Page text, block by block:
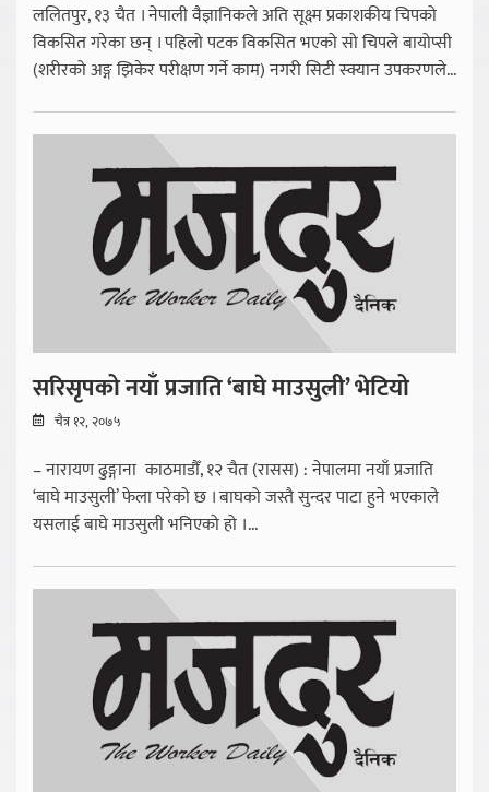
ललितपुर, १३ चैत । नेपाली वैज्ञानिकले अति सूक्ष्म प्रकाशकीय चिपको
विकसित गरेका छन् । पहिलो पटक विकसित भएको सो चिपले बायोप्सी
(शरीरको अङ्ग झिकेर परीक्षण गर्ने काम) नगरी सिटी स्क्यान उपकरणले...
सरिसृपको नयाँ प्रजाति ‘बाघे माउसुली’ भेटियो
चैत्र १२, २०७५
– नारायण ढुङ्गाना काठमाडौँ, १२ चैत (रासस) : नेपालमा नयाँ प्रजाति
‘बाघे माउसुली’ फेला परेको छ । बाघको जस्तै सुन्दर पाटा हुने भएकाले
यसलाई बाघे माउसुली भनिएको हो ।...